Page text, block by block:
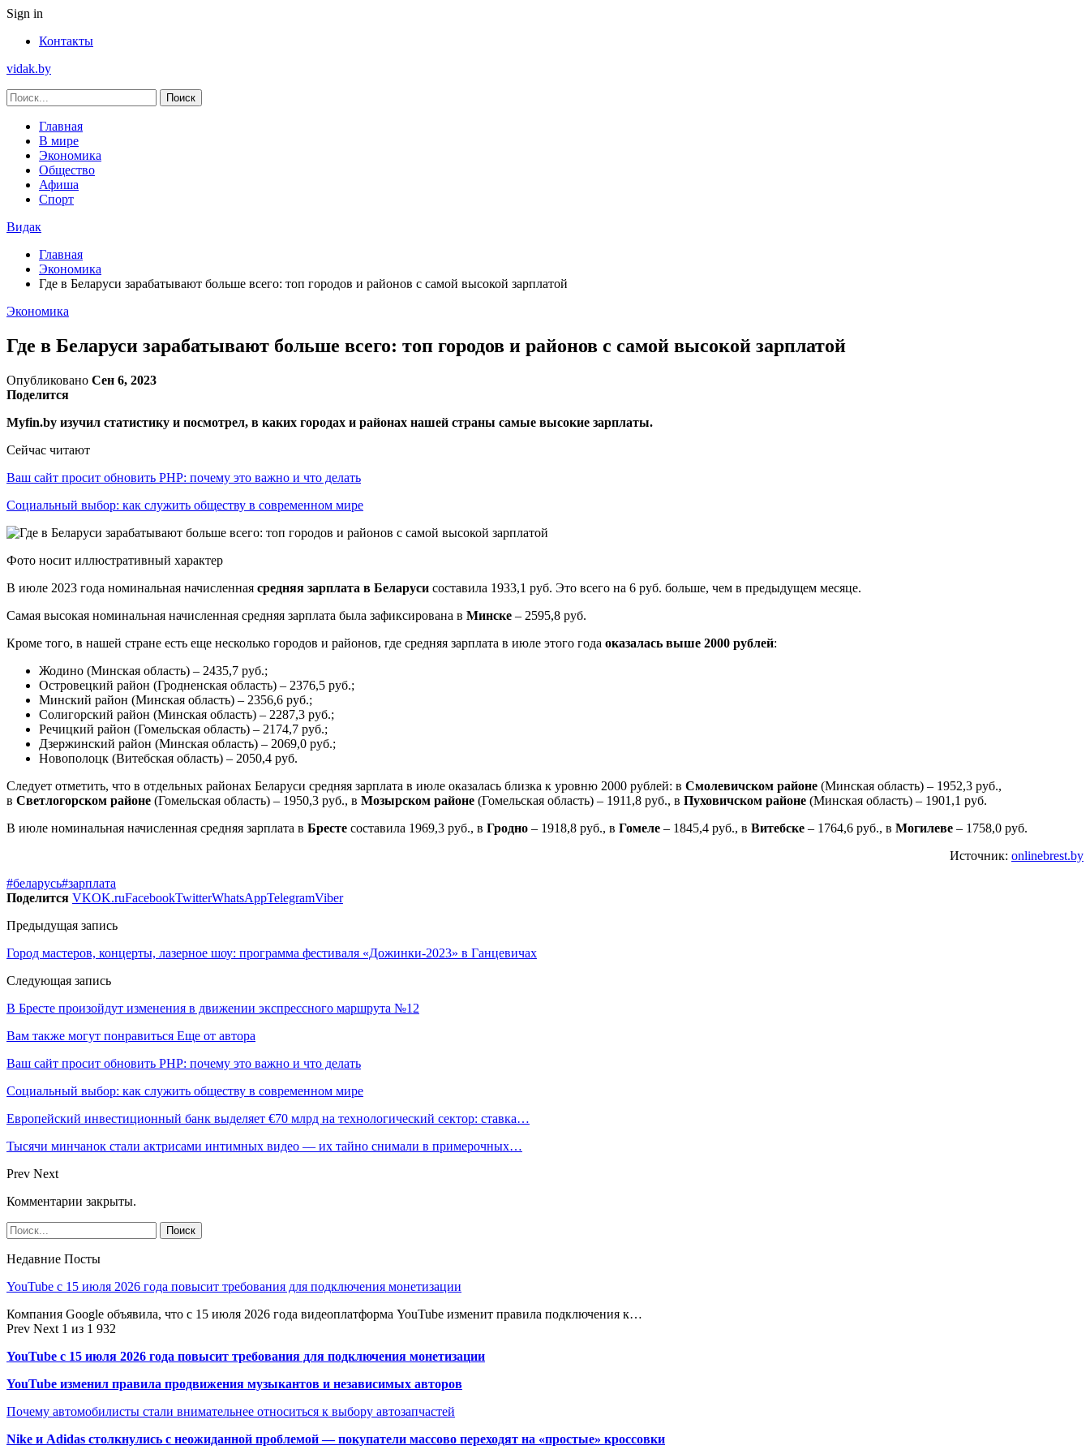
Sign in
Контакты
vidak.by
Главная
В мире
Экономика
Общество
Афиша
Спорт
Видак
Главная
Экономика
Где в Беларуси зарабатывают больше всего: топ городов и районов с самой высокой зарплатой
Экономика
Где в Беларуси зарабатывают больше всего: топ городов и районов с самой высокой зарплатой
Опубликовано Сен 6, 2023
Поделится
Myfin.by изучил статистику и посмотрел, в каких городах и районах нашей страны самые высокие зарплаты.
Сейчас читают
Ваш сайт просит обновить PHP: почему это важно и что делать
Социальный выбор: как служить обществу в современном мире
Фото носит иллюстративный характер
В июле 2023 года номинальная начисленная средняя зарплата в Беларуси составила 1933,1 руб. Это всего на 6 руб. больше, чем в предыдущем месяце.
Самая высокая номинальная начисленная средняя зарплата была зафиксирована в Минске – 2595,8 руб.
Кроме того, в нашей стране есть еще несколько городов и районов, где средняя зарплата в июле этого года оказалась выше 2000 рублей:
Жодино (Минская область) – 2435,7 руб.;
Островецкий район (Гродненская область) – 2376,5 руб.;
Минский район (Минская область) – 2356,6 руб.;
Солигорский район (Минская область) – 2287,3 руб.;
Речицкий район (Гомельская область) – 2174,7 руб.;
Дзержинский район (Минская область) – 2069,0 руб.;
Новополоцк (Витебская область) – 2050,4 руб.
Следует отметить, что в отдельных районах Беларуси средняя зарплата в июле оказалась близка к уровню 2000 рублей: в Смолевичском районе (Минская область) – 1952,3 руб.,
в Светлогорском районе (Гомельская область) – 1950,3 руб., в Мозырском районе (Гомельская область) – 1911,8 руб., в Пуховичском районе (Минская область) – 1901,1 руб.
В июле номинальная начисленная средняя зарплата в Бресте составила 1969,3 руб., в Гродно – 1918,8 руб., в Гомеле – 1845,4 руб., в Витебске – 1764,6 руб., в Могилеве – 1758,0 руб.
Источник: onlinebrest.by
#беларусь#зарплата
Поделится VKOK.ruFacebookTwitterWhatsAppTelegramViber
Предыдущая запись
Город мастеров, концерты, лазерное шоу: программа фестиваля «Дожинки-2023» в Ганцевичах
Следующая запись
В Бресте произойдут изменения в движении экспрессного маршрута №12
Вам также могут понравиться Еще от автора
Ваш сайт просит обновить PHP: почему это важно и что делать
Социальный выбор: как служить обществу в современном мире
Европейский инвестиционный банк выделяет €70 млрд на технологический сектор: ставка…
Тысячи минчанок стали актрисами интимных видео — их тайно снимали в примерочных…
Prev Next
Комментарии закрыты.
Недавние Посты
YouTube с 15 июля 2026 года повысит требования для подключения монетизации
Компания Google объявила, что с 15 июля 2026 года видеоплатформа YouTube изменит правила подключения к…
Prev Next 1 из 1 932
YouTube с 15 июля 2026 года повысит требования для подключения монетизации
YouTube изменил правила продвижения музыкантов и независимых авторов
Почему автомобилисты стали внимательнее относиться к выбору автозапчастей
Nike и Adidas столкнулись с неожиданной проблемой — покупатели массово переходят на «простые» кроссовки